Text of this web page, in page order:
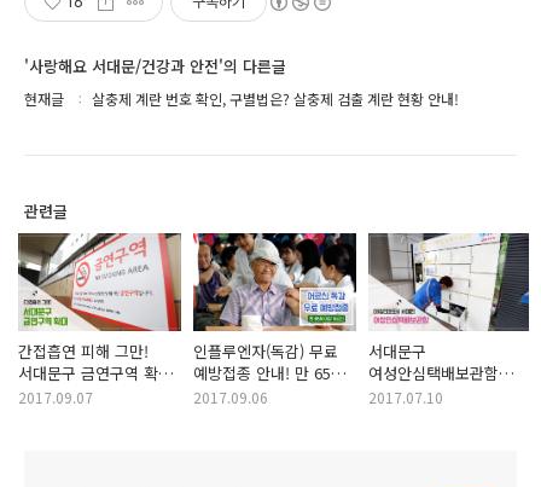
'사랑해요 서대문/건강과 안전'의 다른글
현재글 살충제 계란 번호 확인, 구별법은? 살충제 검출 계란 현황 안내!
관련글
간접흡연 피해 그만!
서대문구 금연구역 확대!
금연구역 내 흡연시
2017.09.07
인플루엔자(독감) 무료
예방접종 안내! 만 65세
이상 노인 무료 접종!
2017.09.06
서대문구
여성안심택배보관함
주소 안내!
2017.07.10